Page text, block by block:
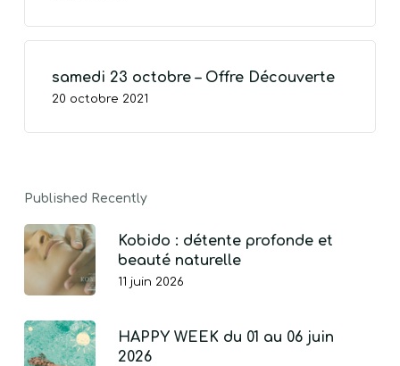
VOTRE PANIER EST VIDE.
samedi 23 octobre – Offre Découverte
20 octobre 2021
Published Recently
Kobido : détente profonde et
beauté naturelle
11 juin 2026
HAPPY WEEK du 01 au 06 juin
2026